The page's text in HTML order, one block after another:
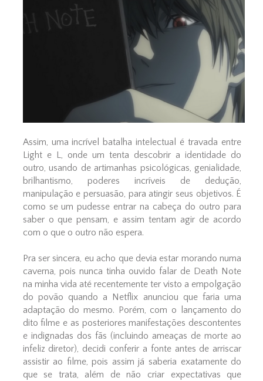
Assim, uma incrível batalha intelectual é travada entre
Light e L, onde um tenta descobrir a identidade do
outro, usando de artimanhas psicológicas, genialidade,
brilhantismo, poderes incríveis de dedução,
manipulação e persuasão, para atingir seus objetivos. É
como se um pudesse entrar na cabeça do outro para
saber o que pensam, e assim tentam agir de acordo
com o que o outro não espera.
Pra ser sincera, eu acho que devia estar morando numa
caverna, pois nunca tinha ouvido falar de Death Note
na minha vida até recentemente ter visto a empolgação
do povão quando a Netflix anunciou que faria uma
adaptação do mesmo. Porém, com o lançamento do
dito filme e as posteriores manifestações descontentes
e indignadas dos fãs (incluindo ameaças de morte ao
infeliz diretor), decidi conferir a fonte antes de arriscar
assistir ao filme, pois assim já saberia exatamente do
que se trata, além de não criar expectativas que